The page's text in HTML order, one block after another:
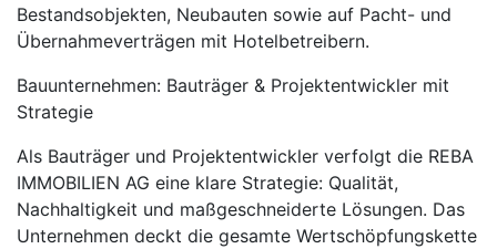
Bestandsobjekten, Neubauten sowie auf Pacht- und
Übernahmeverträgen mit Hotelbetreibern.
Bauunternehmen: Bauträger & Projektentwickler mit
Strategie
Als Bauträger und Projektentwickler verfolgt die REBA
IMMOBILIEN AG eine klare Strategie: Qualität,
Nachhaltigkeit und maßgeschneiderte Lösungen. Das
Unternehmen deckt die gesamte Wertschöpfungskette